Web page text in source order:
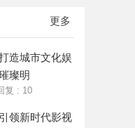
更多
造城市文化娱
璨明
复 : 10
领新时代影视